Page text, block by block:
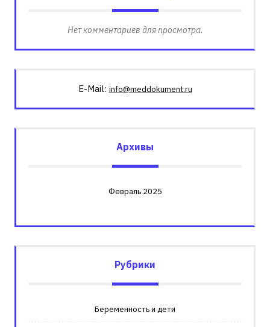
Нет комментариев для просмотра.
E-Mail: info@meddokument.ru
Архивы
Февраль 2025
Рубрики
Беременность и дети